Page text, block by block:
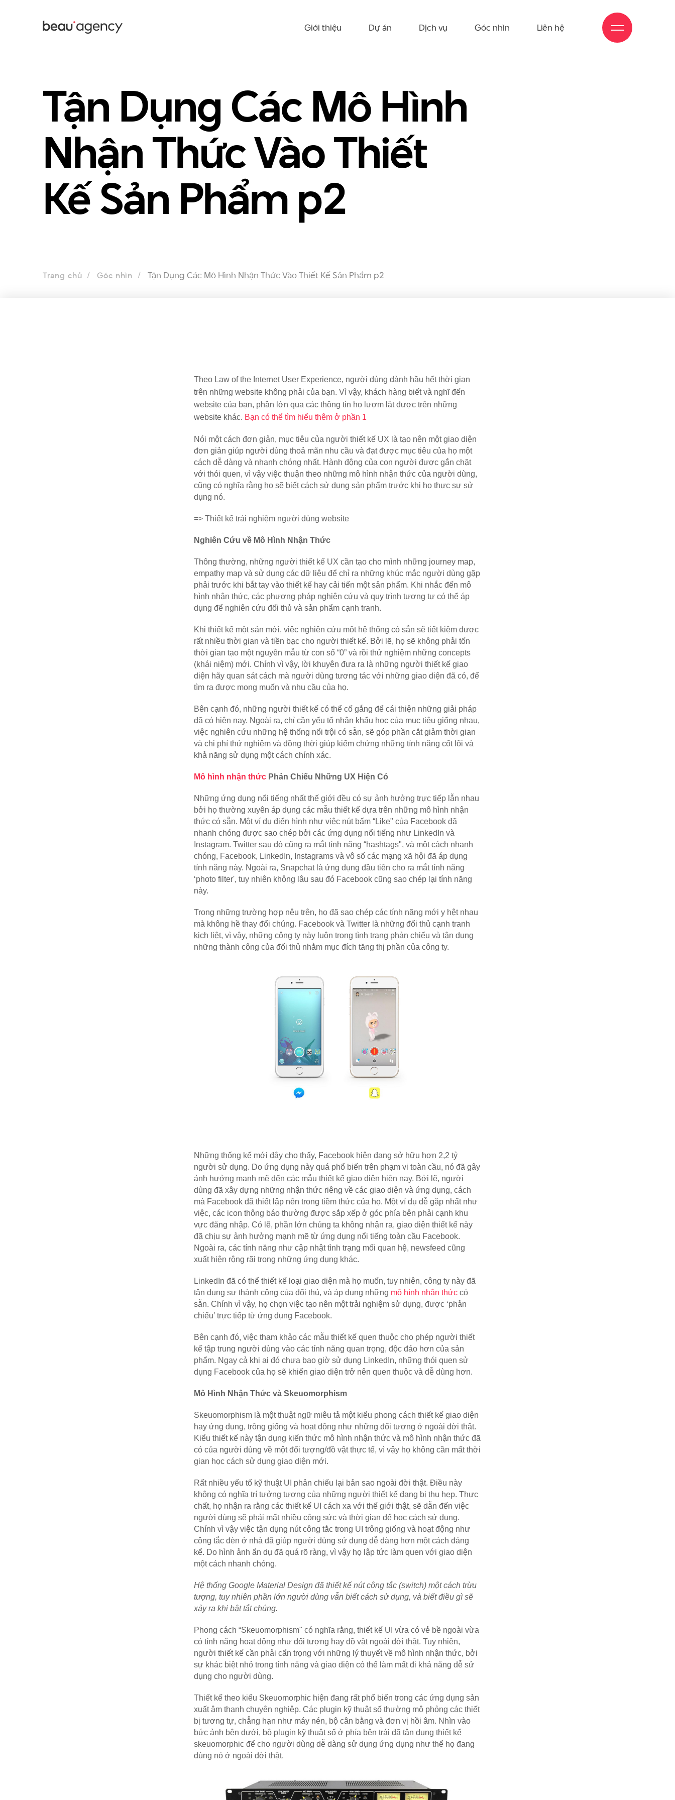
Giới thiệu Dự án Dịch vụ Góc nhìn Liên hệ
Tận Dụng Các Mô Hình
Nhận Thức Vào Thiết
Kế Sản Phẩm p2
Trang chủ Góc nhìn Tận Dụng Các Mô Hình Nhận Thức Vào Thiết Kế Sản Phẩm p2
Theo Law of the Internet User Experience, người dùng dành hầu hết thời gian
trên những website không phải của bạn. Vì vậy, khách hàng biết và nghĩ đến
website của bạn, phần lớn qua các thông tin họ lượm lặt được trên những
website khác. Bạn có thể tìm hiểu thêm ở phần 1
Nói một cách đơn giản, mục tiêu của người thiết kế UX là tạo nên một giao diện
đơn giản giúp người dùng thoả mãn nhu cầu và đạt được mục tiêu của họ một
cách dễ dàng và nhanh chóng nhất. Hành động của con người được gắn chặt
với thói quen, vì vậy việc thuận theo những mô hình nhận thức của người dùng,
cũng có nghĩa rằng họ sẽ biết cách sử dụng sản phẩm trước khi họ thực sự sử
dụng nó.
=> Thiết kế trải nghiệm người dùng website
Nghiên Cứu về Mô Hình Nhận Thức
Thông thường, những người thiết kế UX cần tạo cho mình những journey map,
empathy map và sử dụng các dữ liệu để chỉ ra những khúc mắc người dùng gặp
phải trước khi bắt tay vào thiết kế hay cải tiến một sản phẩm. Khi nhắc đến mô
hình nhận thức, các phương pháp nghiên cứu và quy trình tương tự có thể áp
dụng để nghiên cứu đối thủ và sản phẩm cạnh tranh.
Khi thiết kế một sản mới, việc nghiên cứu một hệ thống có sẵn sẽ tiết kiệm được
rất nhiều thời gian và tiền bạc cho người thiết kế. Bởi lẽ, họ sẽ không phải tốn
thời gian tạo một nguyên mẫu từ con số “0” và rồi thử nghiệm những concepts
(khái niệm) mới. Chính vì vậy, lời khuyên đưa ra là những người thiết kế giao
diện hãy quan sát cách mà người dùng tương tác với những giao diện đã có, để
tìm ra được mong muốn và nhu cầu của họ.
Bên cạnh đó, những người thiết kế có thể cố gắng để cái thiện những giải pháp
đã có hiện nay. Ngoài ra, chỉ cần yếu tố nhân khẩu học của mục tiêu giống nhau,
việc nghiên cứu những hệ thống nổi trội có sẵn, sẽ góp phần cắt giảm thời gian
và chi phí thử nghiệm và đồng thời giúp kiểm chứng những tính năng cốt lõi và
khả năng sử dụng một cách chính xác.
Mô hình nhận thức Phản Chiếu Những UX Hiện Có
Những ứng dụng nổi tiếng nhất thế giới đều có sự ảnh hưởng trực tiếp lẫn nhau
bởi họ thường xuyên áp dụng các mẫu thiết kế dựa trên những mô hình nhận
thức có sẵn. Một ví dụ điển hình như việc nút bấm “Like" của Facebook đã
nhanh chóng được sao chép bởi các ứng dụng nổi tiếng như LinkedIn và
Instagram. Twitter sau đó cũng ra mắt tính năng “hashtags", và một cách nhanh
chóng, Facebook, LinkedIn, Instagrams và vô số các mạng xã hội đã áp dụng
tính năng này. Ngoài ra, Snapchat là ứng dụng đầu tiên cho ra mắt tính năng
‘photo filter', tuy nhiên không lâu sau đó Facebook cũng sao chép lại tính năng
này.
Trong những trường hợp nêu trên, họ đã sao chép các tính năng mới y hệt nhau
mà không hề thay đổi chúng. Facebook và Twitter là những đối thủ cạnh tranh
kịch liệt, vì vậy, những công ty này luôn trong tình trạng phản chiếu và tận dụng
những thành công của đối thủ nhằm mục đích tăng thị phần của công ty.
Những thống kế mới đây cho thấy, Facebook hiện đang sở hữu hơn 2,2 tỷ
người sử dụng. Do ứng dụng này quá phổ biến trên phạm vi toàn cầu, nó đã gây
ảnh hưởng mạnh mẽ đến các mẫu thiết kế giao diện hiện nay. Bởi lẽ, người
dùng đã xây dựng những nhận thức riêng về các giao diện và ứng dụng, cách
mà Facebook đã thiết lập nên trong tiềm thức của họ. Một ví dụ dễ gặp nhất như
việc, các icon thông báo thường được sắp xếp ở góc phía bên phải cạnh khu
vực đăng nhập. Có lẽ, phần lớn chúng ta không nhận ra, giao diện thiết kế này
đã chịu sự ảnh hưởng mạnh mẽ từ ứng dụng nổi tiếng toàn cầu Facebook.
Ngoài ra, các tính năng như cập nhật tình trạng mối quan hệ, newsfeed cũng
xuất hiện rộng rãi trong những ứng dụng khác.
LinkedIn đã có thể thiết kế loại giao diện mà họ muốn, tuy nhiên, công ty này đã
tận dụng sự thành công của đối thủ, và áp dụng những mô hình nhận thức có
sẵn. Chính vì vậy, họ chọn việc tạo nên một trải nghiệm sử dụng, được ‘phản
chiếu’ trực tiếp từ ứng dụng Facebook.
Bên cạnh đó, việc tham khảo các mẫu thiết kế quen thuộc cho phép người thiết
kế tập trung người dùng vào các tính năng quan trọng, độc đáo hơn của sản
phẩm. Ngay cả khi ai đó chưa bao giờ sử dụng LinkedIn, những thói quen sử
dụng Facebook của họ sẽ khiến giao diện trở nên quen thuộc và dễ dùng hơn.
Mô Hình Nhận Thức và Skeuomorphism
Skeuomorphism là một thuật ngữ miêu tả một kiểu phong cách thiết kế giao diện
hay ứng dụng, trông giống và hoạt động như những đối tượng ở ngoài đời thật.
Kiểu thiết kế này tận dụng kiến thức mô hình nhận thức và mô hình nhận thức đã
có của người dùng về một đối tượng/đồ vật thực tế, vì vậy họ không cần mất thời
gian học cách sử dụng giao diện mới.
Rất nhiều yếu tố kỹ thuật UI phản chiếu lại bản sao ngoài đời thật. Điều này
không có nghĩa trí tưởng tượng của những người thiết kế đang bị thu hẹp. Thực
chất, họ nhận ra rằng các thiết kế UI cách xa với thế giới thật, sẽ dẫn đến việc
người dùng sẽ phải mất nhiều công sức và thời gian để học cách sử dụng.
Chính vì vậy việc tận dụng nút công tắc trong UI trông giống và hoạt động như
công tắc đèn ở nhà đã giúp người dùng sử dụng dễ dàng hơn một cách đáng
kể. Do hình ảnh ẩn dụ đã quá rõ ràng, vì vậy họ lập tức làm quen với giao diện
một cách nhanh chóng.
Hệ thống Google Material Design đã thiết kế nút công tắc (switch) một cách trừu
tượng, tuy nhiên phần lớn người dùng vẫn biết cách sử dụng, và biết điều gì sẽ
xảy ra khi bật tắt chúng.
Phong cách “Skeuomorphism" có nghĩa rằng, thiết kế UI vừa có vẻ bề ngoài vừa
có tính năng hoạt động như đối tượng hay đồ vật ngoài đời thật. Tuy nhiên,
người thiết kế cần phải cẩn trọng với những lý thuyết về mô hình nhận thức, bởi
sự khác biệt nhỏ trong tính năng và giao diện có thể làm mất đi khả năng dễ sử
dụng cho người dùng.
Thiết kế theo kiểu Skeuomorphic hiện đang rất phổ biến trong các ứng dụng sản
xuất âm thanh chuyên nghiệp. Các plugin kỹ thuật số thường mô phỏng các thiết
bị tương tự, chẳng hạn như máy nén, bộ cân bằng và đơn vị hồi âm. Nhìn vào
bức ảnh bên dưới, bộ plugin kỹ thuật số ở phía bên trái đã tận dụng thiết kế
skeuomorphic để cho người dùng dễ dàng sử dụng ứng dụng như thể họ đang
dùng nó ở ngoài đời thật.